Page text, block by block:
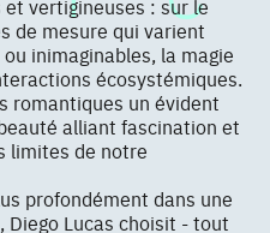
vertigineuses : sur le
de mesure qui varient
inimaginables, la magie
écosystémiques.
romantiques un évident
alliant fascination et
limites de notre
profondément dans une
Lucas choisit - tout